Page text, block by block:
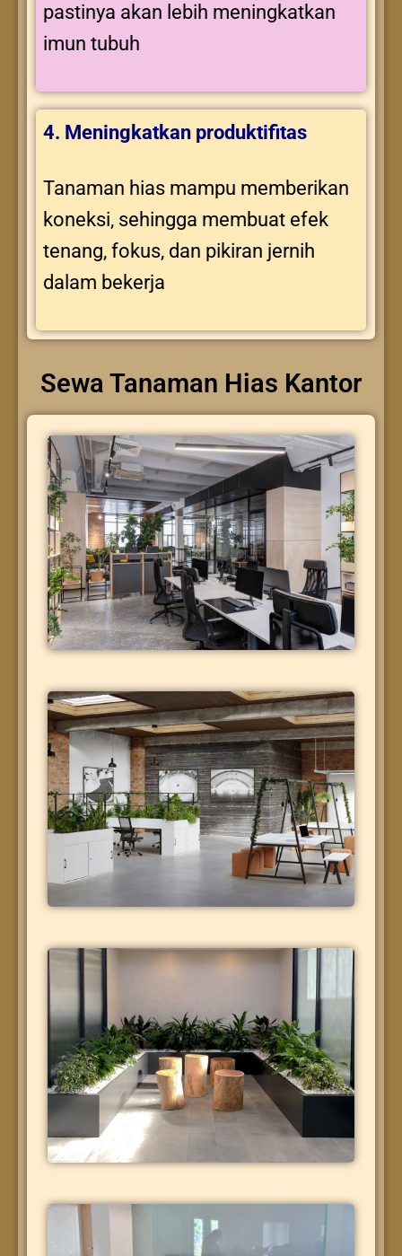
pastinya akan lebih meningkatkan
imun tubuh
4. Meningkatkan produktifitas
Tanaman hias mampu memberikan
koneksi, sehingga membuat efek
tenang, fokus, dan pikiran jernih
dalam bekerja
Sewa Tanaman Hias Kantor